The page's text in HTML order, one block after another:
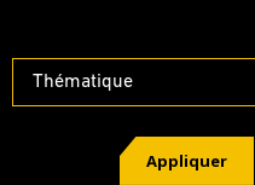
Thématique
Appliquer